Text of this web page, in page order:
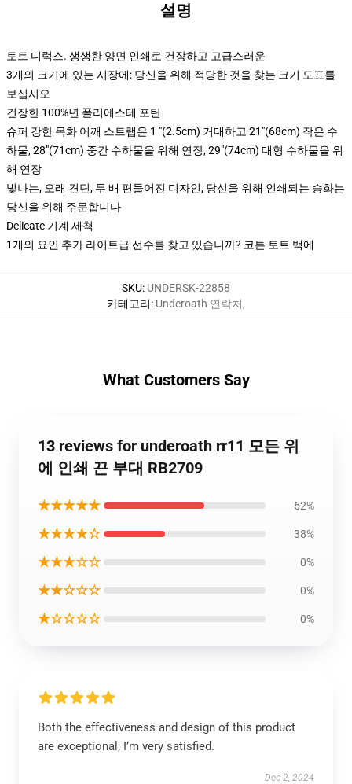
설명
토트 디럭스. 생생한 양면 인쇄로 건장하고 고급스러운
3개의 크기에 있는 시장에: 당신을 위해 적당한 것을 찾는 크기 도표를
보십시오
건장한 100%년 폴리에스테 포탄
슈퍼 강한 목화 어깨 스트랩은 1 "(2.5cm) 거대하고 21"(68cm) 작은 수
하물, 28"(71cm) 중간 수하물을 위해 연장, 29"(74cm) 대형 수하물을 위
해 연장
빛나는, 오래 견딘, 두 배 편들어진 디자인, 당신을 위해 인쇄되는 승화는
당신을 위해 주문합니다
Delicate 기계 세척
1개의 요인 추가 라이트급 선수를 찾고 있습니까? 코튼 토트 백에
SKU: UNDERSK-22858
카테고리: Underoath 연락처,
What Customers Say
13 reviews for underoath rr11 모든 위
에 인쇄 끈 부대 RB2709
★★★★★ 62%
★★★★☆ 38%
★★★☆☆ 0%
★★☆☆☆ 0%
★☆☆☆☆ 0%
Both the effectiveness and design of this product
are exceptional; I’m very satisfied.
Dec 2, 2024